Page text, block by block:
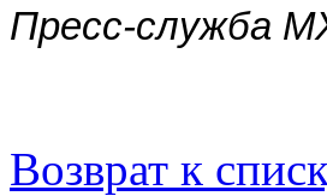
Пресс-служба
Возврат к